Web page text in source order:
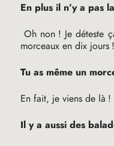
En plus il n’y a pas
Oh non ! Je déteste
morceaux en dix jours !
Tu as même un
En fait, je viens de là !
Il y a aussi des